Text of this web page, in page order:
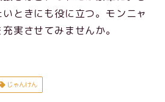
ときにも役に立つ。モンニャ
実させてみませんか。
じゃんけん